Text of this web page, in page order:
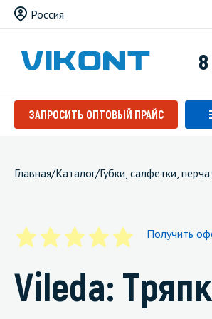
Россия
ЗАПРОСИТЬ ОПТОВЫЙ ПРАЙС
Главная/Каталог/Губки, салфетки,
Получить
Vileda: